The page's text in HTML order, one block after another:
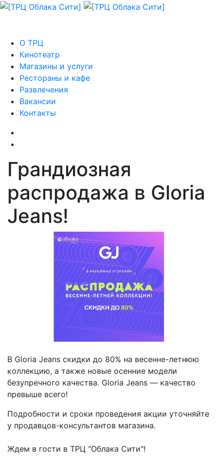
О ТРЦ
Кинотеатр
Магазины и услуги
Рестораны и кафе
Развлечения
Вакансии
Контакты
Грандиозная
распродажа в Gloria
Jeans!
В Gloria Jeans скидки до 80% на весенне-летнюю
коллекцию, а также новые осенние модели
безупречного качества. Gloria Jeans — качество
превыше всего!
Подробности и сроки проведения акции уточняйте
у продавцов-консультантов магазина.
Ждем в гости в ТРЦ "Облака Сити"!